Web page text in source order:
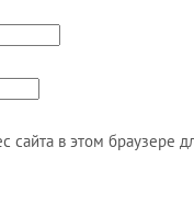
сайта в этом браузере